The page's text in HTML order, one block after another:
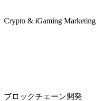
Crypto & iGaming Marketing
ブロックチェーン開発